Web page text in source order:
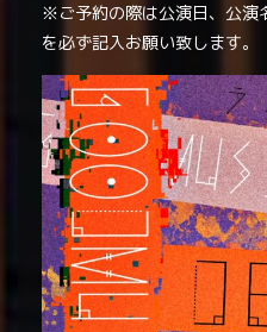
※ご予約の際は公演日、公演
を必ず記入お願い致します。